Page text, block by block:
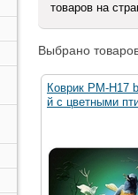
товаров на
Выбрано
Коврик PM-H17
й с цветными